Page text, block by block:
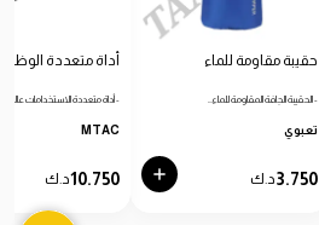
حقيبة مقاومة للماء
- الحقيبة الجافة المقاومة للماء…
تعبوي
3.750د.ك
أداة متعددة
- أداة متعددة الاستخدامات عالية…
MTAC
10.750د.ك